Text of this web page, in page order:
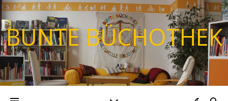
BUNTE BÜCHOTHEK